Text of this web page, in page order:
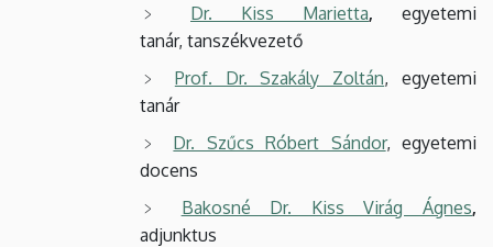
Dr. Kiss Marietta, egyetemi
tanár, tanszékvezető
Prof. Dr. Szakály Zoltán, egyetemi
tanár
Dr. Szűcs Róbert Sándor, egyetemi
docens
Bakosné Dr. Kiss Virág Ágnes,
adjunktus